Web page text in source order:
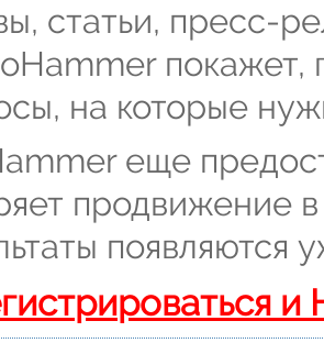
статьи, пресс-
покажет,
на которые
еще
продвижение
появляются